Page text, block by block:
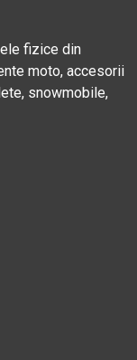
fizice din
moto, accesorii
snowmobile,